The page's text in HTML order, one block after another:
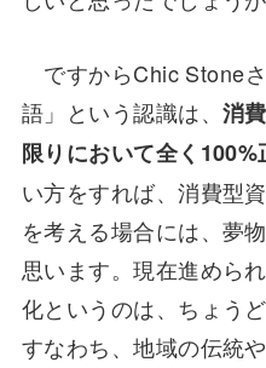
ですからChic Stone
語」という認識は、 消
限りにおいて全く100%
い方をすれば、消費型
を考える場合には、夢
思います。現在進めら
化というのは、ちょう
すなわち、地域の伝統